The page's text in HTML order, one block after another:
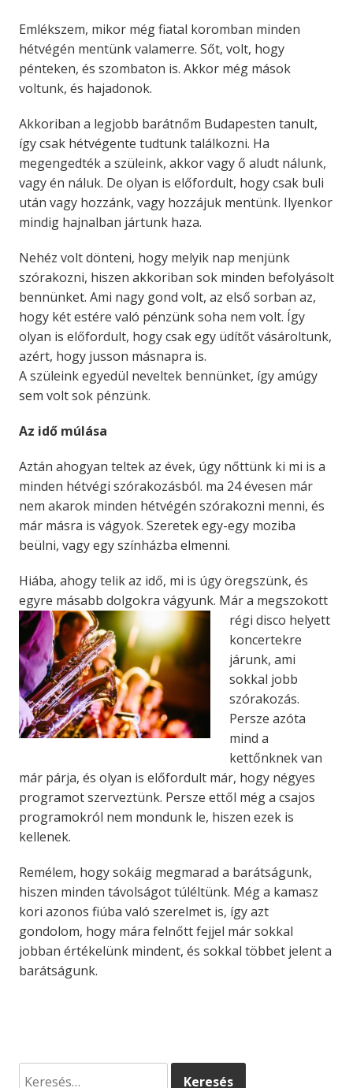
Emlékszem, mikor még fiatal koromban minden
hétvégén mentünk valamerre. Sőt, volt, hogy
pénteken, és szombaton is. Akkor még mások
voltunk, és hajadonok.
Akkoriban a legjobb barátnőm Budapesten tanult,
így csak hétvégente tudtunk találkozni. Ha
megengedték a szüleink, akkor vagy ő aludt nálunk,
vagy én náluk. De olyan is előfordult, hogy csak buli
után vagy hozzánk, vagy hozzájuk mentünk. Ilyenkor
mindig hajnalban jártunk haza.
Nehéz volt dönteni, hogy melyik nap menjünk
szórakozni, hiszen akkoriban sok minden befolyásolt
bennünket. Ami nagy gond volt, az első sorban az,
hogy két estére való pénzünk soha nem volt. Így
olyan is előfordult, hogy csak egy üdítőt vásároltunk,
azért, hogy jusson másnapra is.
A szüleink egyedül neveltek bennünket, így amúgy
sem volt sok pénzünk.
Az idő múlása
Aztán ahogyan teltek az évek, úgy nőttünk ki mi is a
minden hétvégi szórakozásból. ma 24 évesen már
nem akarok minden hétvégén szórakozni menni, és
már másra is vágyok. Szeretek egy-egy moziba
beülni, vagy egy színházba elmenni.
Hiába, ahogy telik az idő, mi is úgy öregszünk, és
egyre másabb dolgokra vágyunk. Már a megszokott
régi disco helyett
koncertekre
járunk, ami
sokkal jobb
szórakozás.
Persze azóta
mind a
kettőnknek van
már párja, és olyan is előfordult már, hogy négyes
programot szerveztünk. Persze ettől még a csajos
programokról nem mondunk le, hiszen ezek is
kellenek.
Remélem, hogy sokáig megmarad a barátságunk,
hiszen minden távolságot túléltünk. Még a kamasz
kori azonos fiúba való szerelmet is, így azt
gondolom, hogy mára felnőtt fejjel már sokkal
jobban értékelünk mindent, és sokkal többet jelent a
barátságunk.